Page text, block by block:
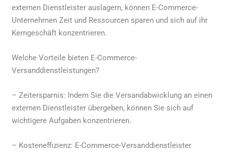
externen Dienstleister auslagern, können E-Commerce-
Unternehmen Zeit und Ressourcen sparen und sich auf ihr
Kerngeschäft konzentrieren.
Welche Vorteile bieten E-Commerce-
Versanddienstleistungen?
– Zeitersparnis: Indem Sie die Versandabwicklung an einen
externen Dienstleister übergeben, können Sie sich auf
wichtigere Aufgaben konzentrieren.
– Kosteneffizienz: E-Commerce-Versanddienstleister